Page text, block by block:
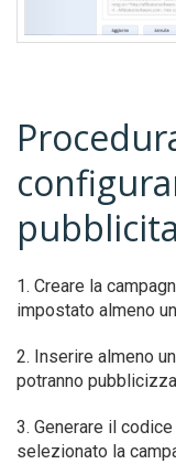
1. Creare la
impostato almeno
2. Inserire almeno
potranno
3. Generare il
selezionato la